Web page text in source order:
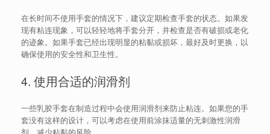
在长时间不使用手套的情况下，建议定期检查手套的状态。如果发
现有粘连现象，可以轻轻地将手套分开，并检查是否有破损或老化
的迹象。如果手套已经出现明显的粘黏或损坏，最好及时更换，以
确保使用的安全性和卫生性。
4. 使用合适的润滑剂
一些乳胶手套在制造过程中会使用润滑剂来防止粘连。如果您的手
套没有这样的设计，可以考虑在使用前涂抹适量的无刺激性润滑